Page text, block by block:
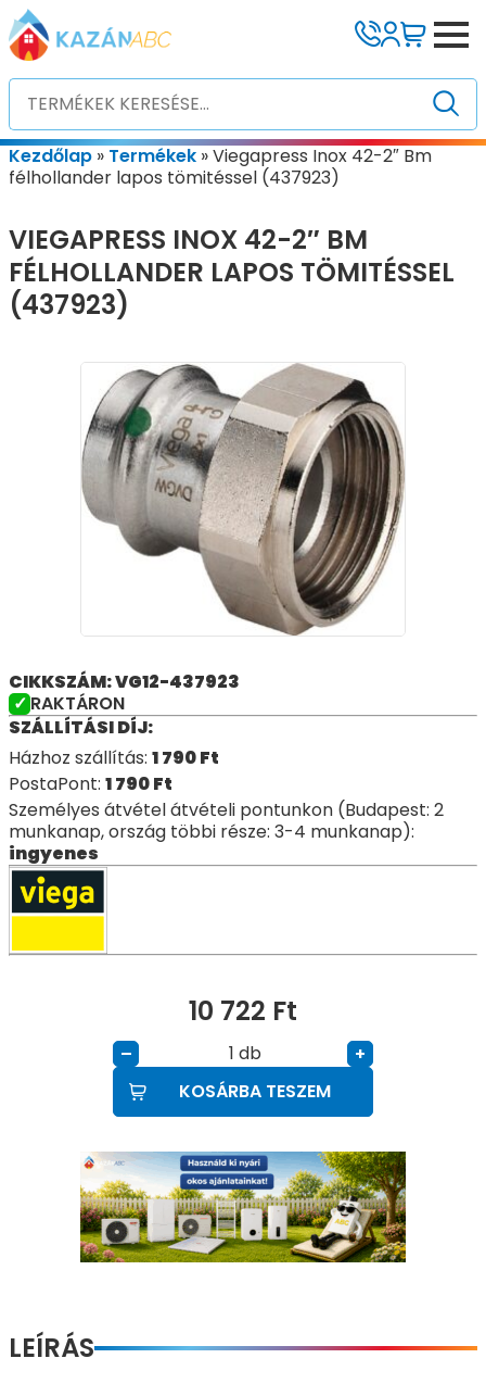
Kezdőlap » Termékek »Viegapress Inox 42-2″ Bm
félhollander lapos tömitéssel (437923)
VIEGAPRESS INOX 42-2″ BM
FÉLHOLLANDER LAPOS TÖMITÉSSEL
(437923)
CIKKSZÁM: VG12-437923
RAKTÁRON
SZÁLLÍTÁSI DÍJ:
Házhoz szállítás: 1 790Ft
PostaPont: 1 790Ft
Személyes átvétel átvételi pontunkon (Budapest: 2
munkanap, ország többi része: 3-4 munkanap):
ingyenes
10 722 Ft
– db
+
KOSÁRBA TESZEM
LEÍRÁS